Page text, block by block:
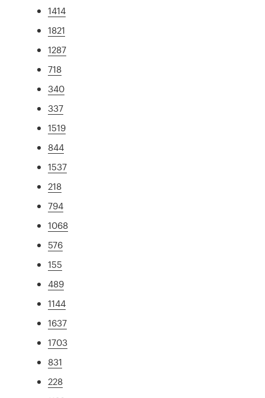
1414
1821
1287
718
340
337
1519
844
1537
218
794
1068
576
155
489
1144
1637
1703
831
228